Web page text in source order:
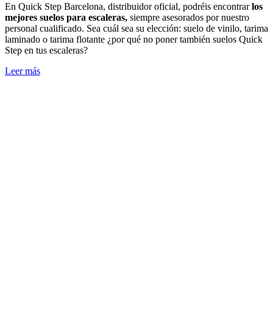
En Quick Step Barcelona, distribuidor oficial, podréis encontrarlos
mejores suelos para escaleras, siempre asesorados por nuestro
personal cualificado. Sea cuál sea su elección: suelo de vinilo, tarima
laminado o tarima flotante ¿por qué no poner también suelos Quick
Step en tus escaleras?
Leer más